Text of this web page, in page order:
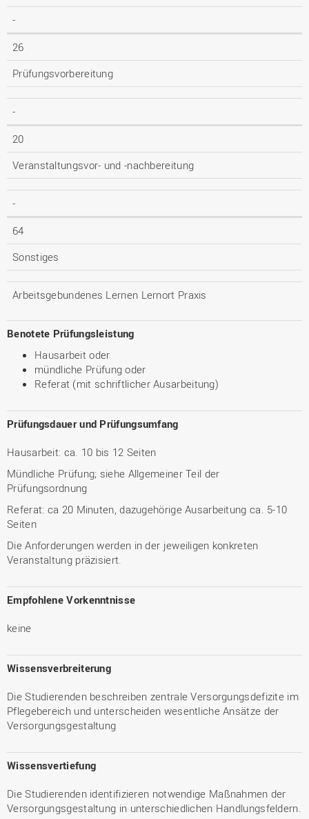
-
26
Prüfungsvorbereitung
-
20
Veranstaltungsvor- und -nachbereitung
-
64
Sonstiges
Arbeitsgebundenes Lernen Lernort Praxis
Benotete Prüfungsleistung
Hausarbeit oder
mündliche Prüfung oder
Referat (mit schriftlicher Ausarbeitung)
Prüfungsdauer und Prüfungsumfang
Hausarbeit: ca. 10 bis 12 Seiten
Mündliche Prüfung; siehe Allgemeiner Teil der
Prüfungsordnung
Referat: ca 20 Minuten, dazugehörige Ausarbeitung ca. 5-10
Seiten
Die Anforderungen werden in der jeweiligen konkreten
Veranstaltung präzisiert.
Empfohlene Vorkenntnisse
keine
Wissensverbreiterung
Die Studierenden beschreiben zentrale Versorgungsdefizite im
Pflegebereich und unterscheiden wesentliche Ansätze der
Versorgungsgestaltung
Wissensvertiefung
Die Studierenden identifizieren notwendige Maßnahmen der
Versorgungsgestaltung in unterschiedlichen Handlungsfeldern.